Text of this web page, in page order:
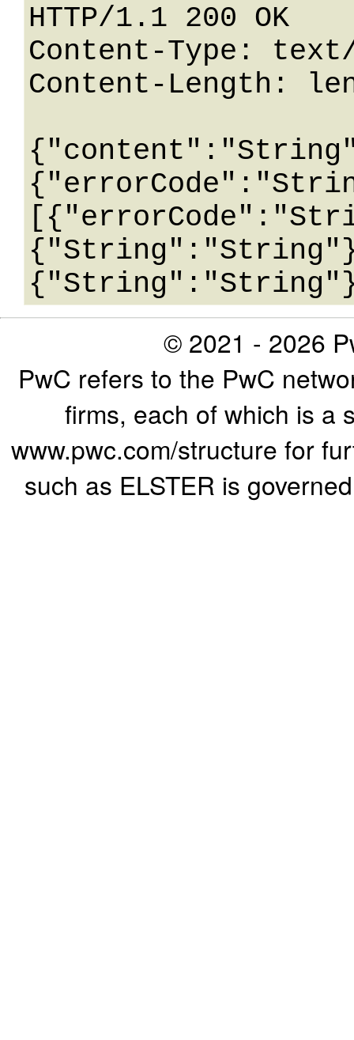
HTTP/1.1 200 OK
Content-Type:
Content-Length:
© 2021 - 2026
PwC refers to the PwC
firms, each of which is a
www.pwc.com/structure for
such as ELSTER is